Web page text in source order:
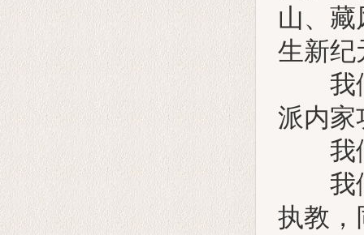
山、
生新纪
我们
派内家
我们
我们
执教，